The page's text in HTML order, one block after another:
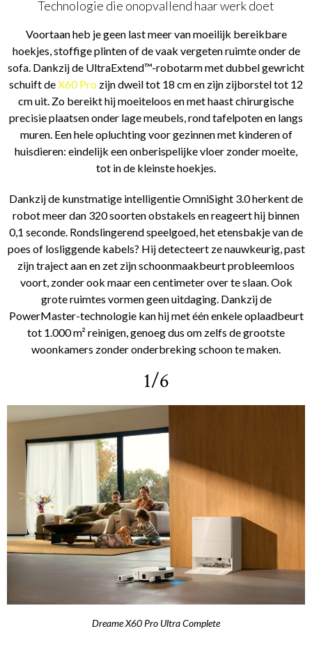
Technologie die onopvallend haar werk doet
Voortaan heb je geen last meer van moeilijk bereikbare
hoekjes, stoffige plinten of de vaak vergeten ruimte onder de
sofa. Dankzij de UltraExtend™-robotarm met dubbel gewricht
schuift deX60 Pro zijn dweil tot 18 cm en zijn zijborstel tot 12
cm uit. Zo bereikt hij moeiteloos en met haast chirurgische
precisie plaatsen onder lage meubels, rond tafelpoten en langs
muren. Een hele opluchting voor gezinnen met kinderen of
huisdieren: eindelijk een onberispelijke vloer zonder moeite,
tot in de kleinste hoekjes.
Dankzij de kunstmatige intelligentie OmniSight 3.0 herkent de
robot meer dan 320 soorten obstakels en reageert hij binnen
0,1 seconde. Rondslingerend speelgoed, het etensbakje van de
poes of losliggende kabels? Hij detecteert ze nauwkeurig, past
zijn traject aan en zet zijn schoonmaakbeurt probleemloos
voort, zonder ook maar een centimeter over te slaan. Ook
grote ruimtes vormen geen uitdaging. Dankzij de
PowerMaster-technologie kan hij met één enkele oplaadbeurt
tot 1.000 m² reinigen, genoeg dus om zelfs de grootste
woonkamers zonder onderbreking schoon te maken.
1/6
Dreame X60 Pro Ultra Complete